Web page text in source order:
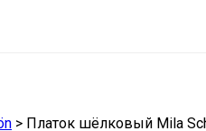
> Платок шёлковый Mila